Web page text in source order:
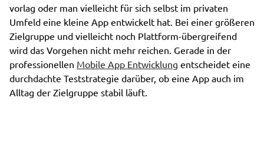
vorlag oder man vielleicht für sich selbst im privaten
Umfeld eine kleine App entwickelt hat. Bei einer größeren
Zielgruppe und vielleicht noch Plattform-übergreifend
wird das Vorgehen nicht mehr reichen. Gerade in der
professionellen Mobile App Entwicklung entscheidet eine
durchdachte Teststrategie darüber, ob eine App auch im
Alltag der Zielgruppe stabil läuft.